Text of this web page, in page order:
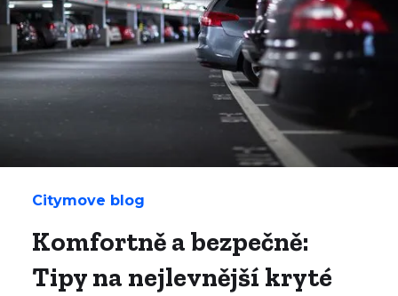
Citymove blog
Komfortně a bezpečně:
Tipy na nejlevnější kryté